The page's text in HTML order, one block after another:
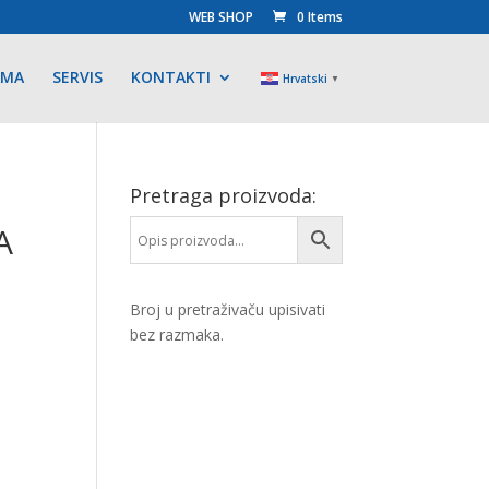
WEB SHOP 0 Items
SERVIS KONTAKTI Hrvatski ▼
Pretraga proizvoda:
Broj u pretraživaču upisivati
bez razmaka.